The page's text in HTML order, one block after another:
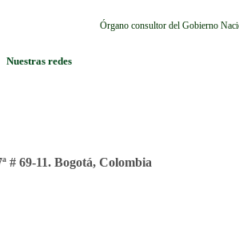
Órgano consultor del Gobierno
Nuestras redes
# 69-11. Bogotá, Colombia